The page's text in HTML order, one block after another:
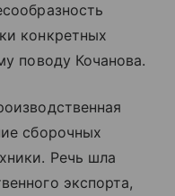
конкретных
поводу Кочанова.
сборочных
Речь шла
экспорта,